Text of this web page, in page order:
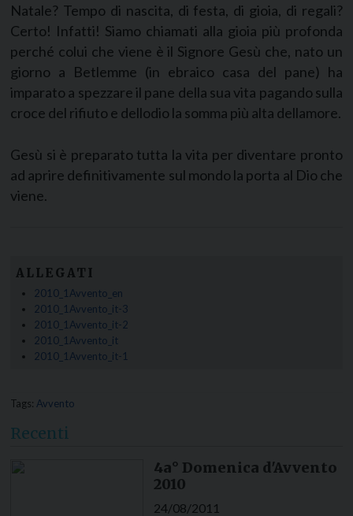
Natale? Tempo di nascita, di festa, di gioia, di regali?
Certo! Infatti! Siamo chiamati alla gioia più profonda
perché colui che viene è il Signore Gesù che, nato un
giorno a Betlemme (in ebraico casa del pane) ha
imparato a spezzare il pane della sua vita pagando sulla
croce del rifiuto e dellodio la somma più alta dellamore.
Gesù si è preparato tutta la vita per diventare pronto
ad aprire definitivamente sul mondo la porta al Dio che
viene.
ALLEGATI
2010_1Avvento_en
2010_1Avvento_it-3
2010_1Avvento_it-2
2010_1Avvento_it
2010_1Avvento_it-1
Tags: Avvento
Recenti
4a° Domenica d'Avvento
2010
24/08/2011